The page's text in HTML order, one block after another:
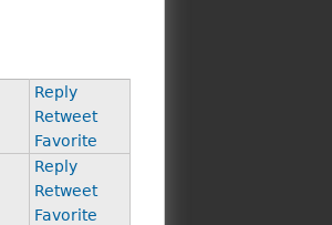
Reply
Retweet
Favorite
Reply
Retweet
Favorite